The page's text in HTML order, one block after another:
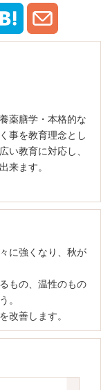
薬膳学・本格的な
事を教育理念とし
い教育に対応し、
来ます。
に強くなり、秋が
もの、温性のもの
。
改善します。